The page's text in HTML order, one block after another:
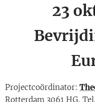
23
Projectcoördinator:
Rotterdam 3061 HG,